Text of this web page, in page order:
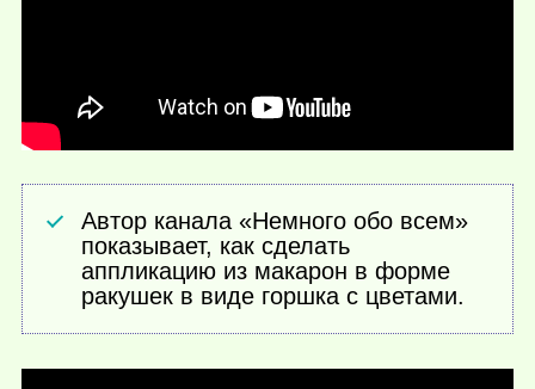
Автор канала «Немного обо всем»
показывает, как сделать
аппликацию из макарон в форме
ракушек в виде горшка с цветами.